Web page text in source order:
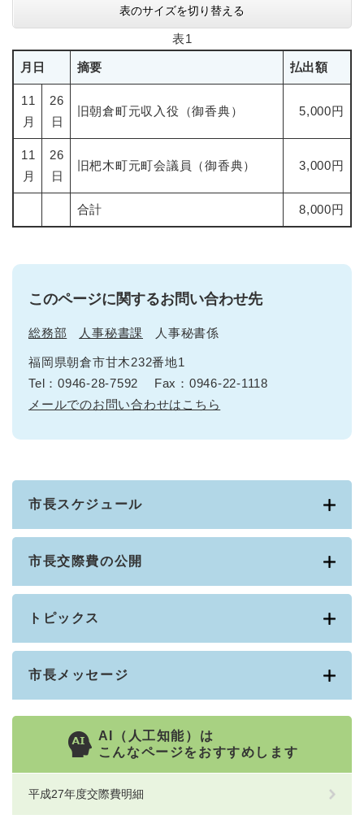
表のサイズを切り替える
表1
月日 摘要 払出額
11
月
26
日
旧朝倉町元収入役（御香典） 5,000円
11
月
26
日
旧杷木町元町会議員（御香典） 3,000円
合計 8,000円
このページに関するお問い合わせ先
総務部 人事秘書課 人事秘書係
福岡県朝倉市甘木232番地1
Tel：0946-28-7592
Fax：0946-22-1118
メールでのお問い合わせはこちら
市長スケジュール
市長交際費の公開
トピックス
市長メッセージ
AI（人工知能）は
こんなページをおすすめします
平成27年度交際費明細